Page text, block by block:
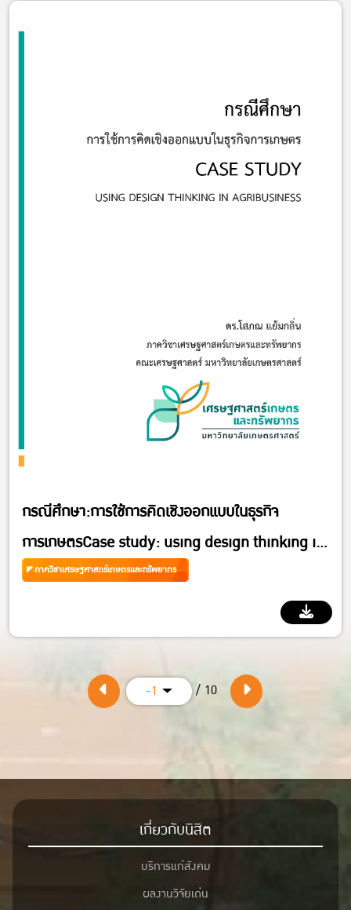
กรณีศึกษา:การใช้การคิดเชิงออกแบบในธุรกิจ
การเกษตรCase study: using design thinking in
agribusiness
ภาควิชาเศรษฐศาสตร์เกษตรและทรัพยากร
-1 / 10
เกี่ยวกับนิสิต
บริการแก่สังคม
ผลงานวิจัยเด่น